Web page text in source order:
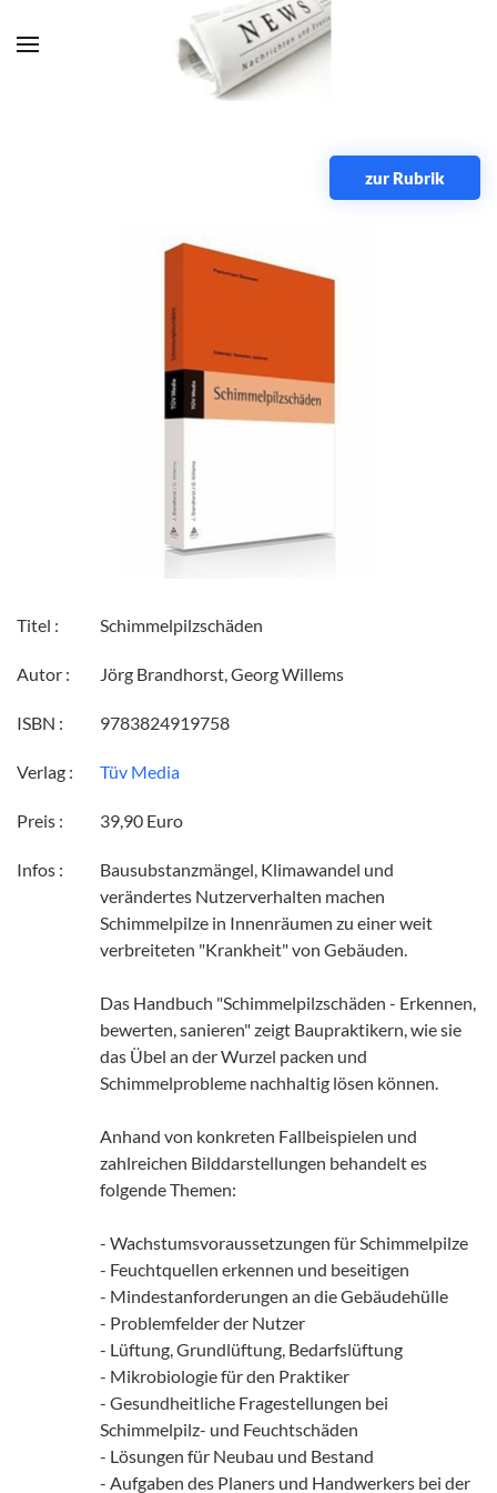
Zum Hauptinhalt springen
zur Rubrik
Titel : Schimmelpilzschäden
Autor : Jörg Brandhorst, Georg Willems
ISBN : 9783824919758
Verlag : Tüv Media
Preis : 39,90 Euro
Infos :
Bausubstanzmängel, Klimawandel und
verändertes Nutzerverhalten machen
Schimmelpilze in Innenräumen zu einer weit
verbreiteten "Krankheit" von Gebäuden.
Das Handbuch "Schimmelpilzschäden - Erkennen,
bewerten, sanieren" zeigt Baupraktikern, wie sie
das Übel an der Wurzel packen und
Schimmelprobleme nachhaltig lösen können.
Anhand von konkreten Fallbeispielen und
zahlreichen Bilddarstellungen behandelt es
folgende Themen:
- Wachstumsvoraussetzungen für Schimmelpilze
- Feuchtquellen erkennen und beseitigen
- Mindestanforderungen an die Gebäudehülle
- Problemfelder der Nutzer
- Lüftung, Grundlüftung, Bedarfslüftung
- Mikrobiologie für den Praktiker
- Gesundheitliche Fragestellungen bei
Schimmelpilz- und Feuchtschäden
- Lösungen für Neubau und Bestand
- Aufgaben des Planers und Handwerkers bei der